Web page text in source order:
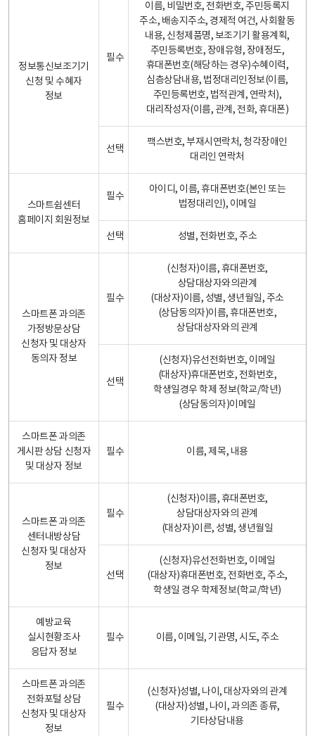
정보통신보조기기
신청 및 수혜자
정보
필수
이름, 비밀번호, 전화번호, 주민등록지
주소, 배송지주소, 경제적 여건, 사회활동
내용, 신청제품명, 보조기기 활용계획,
주민등록번호, 장애유형, 장애정도,
휴대폰번호(해당하는 경우)수혜이력,
심층상담내용, 법정대리인정보(이름,
주민등록번호, 법적관계, 연락처),
대리작성자(이름, 관계, 전화, 휴대폰)
선택
팩스번호, 부재시연락처, 청각장애인
대리인 연락처
스마트쉼센터
홈페이지 회원정보
필수
아이디, 이름, 휴대폰번호(본인 또는
법정대리인), 이메일
선택 성별, 전화번호, 주소
스마트폰 과의존
가정방문상담
신청자 및 대상자
동의자 정보
필수
(신청자)이름, 휴대폰번호,
상담대상자와의관계
(대상자)이름, 성별, 생년월일, 주소
(상담동의자)이름, 휴대폰번호,
상담대상자와의 관계
선택
(신청자)유선전화번호, 이메일
(대상자)휴대폰번호, 전화번호,
학생일경우 학제 정보(학교/학년)
(상담동의자)이메일
스마트폰 과의존
게시판 상담 신청자
및 대상자 정보
필수 이름, 제목, 내용
스마트폰 과의존
센터내방상담
신청자 및 대상자
정보
필수
(신청자)이름, 휴대폰번호,
상담대상자와의 관계
(대상자)이른, 성별, 생년월일
선택
(신청자)유선전화번호, 이메일
(대상자)휴대폰번호, 전화번호, 주소,
학생일 경우 학제정보(학교/학년)
예방교육
실시현황조사
응답자 정보
필수 이름, 이메일, 기관명, 시도, 주소
스마트폰 과의존
전화포털 상담
신청자 및 대상자
정보
필수
(신청자)성별, 나이, 대상자와의 관계
(대상자)성별, 나이, 과의존 종류,
기타상담내용